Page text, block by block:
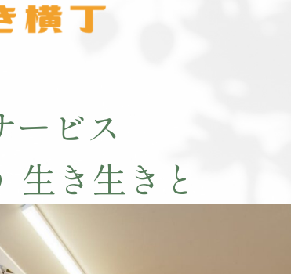
ービス
生き生きと